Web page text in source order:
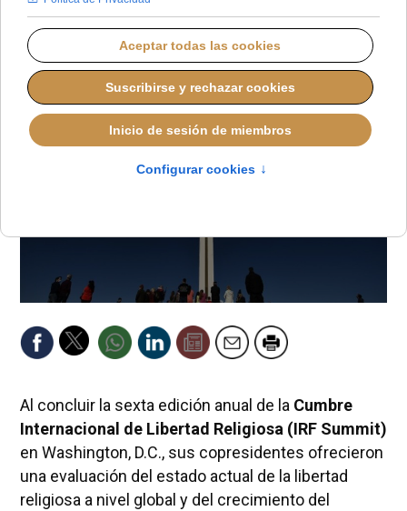
JUEVES, 05 FEBRERO 2026 09:43
Al concluir la sexta edición anual de la Cumbre
Internacional de Libertad Religiosa (IRF Summit)
en Washington, D.C., sus copresidentes ofrecieron
una evaluación del estado actual de la libertad
religiosa a nivel global y del crecimiento del